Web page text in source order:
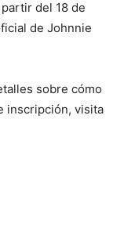
del 18 de
de Johnnie
sobre cómo
inscripción, visita